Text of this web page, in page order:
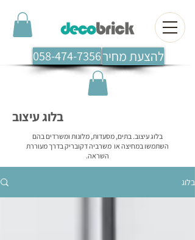
להצעת מחיר058-474-7356
בלוג עיצוב
בלוג עיצוב. בתים, מסעדות, מלונות ומשרדים בהם
השתמשו במחיצה או משרביה דקובריק בדרך מעוררת
השראה.
בלוג